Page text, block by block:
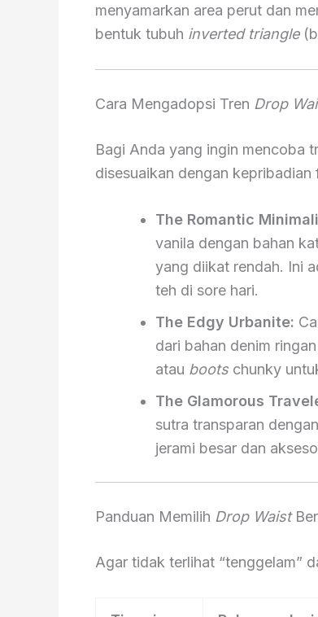
menyamarkan area perut dan
bentuk tubuh inverted triangle
Cara Mengadopsi Tren Drop
Bagi Anda yang ingin mencoba
disesuaikan dengan kepribadian
The Romantic
vanila dengan bahan
yang diikat rendah. Ini
teh di sore hari.
The Edgy Urbanite:
dari bahan denim
atau boots chunky
The Glamorous
sutra transparan
jerami besar dan
Panduan Memilih Drop Waist
Agar tidak terlihat “tenggelam”